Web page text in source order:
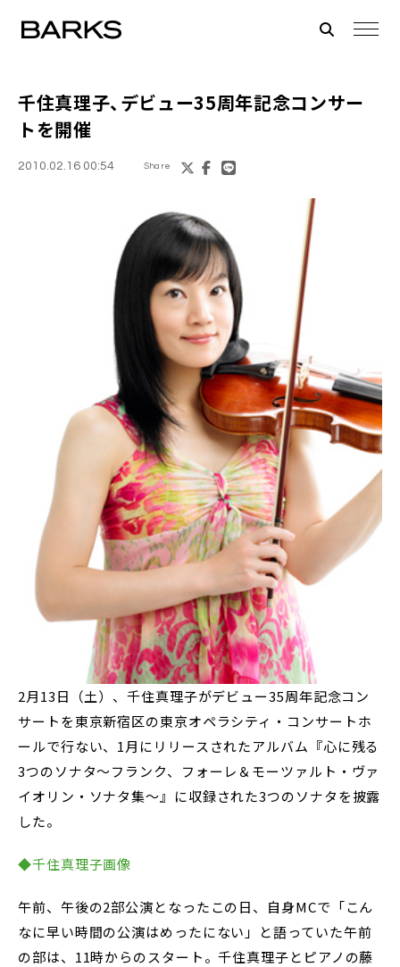
千住真理子、デビュー35周年記念コンサー
トを開催
2010.02.16 00:54 Share
2月13日（土）、千住真理子がデビュー35周年記念コン
サートを東京新宿区の東京オペラシティ・コンサートホ
ールで行ない、1月にリリースされたアルバム『心に残る
3つのソナタ～フランク、フォーレ＆モーツァルト・ヴァ
イオリン・ソナタ集～』に収録された3つのソナタを披露
した。
◆千住真理子画像
午前、午後の2部公演となったこの日、自身MCで「こん
なに早い時間の公演はめったにない」と語っていた午前
の部は、11時からのスタート。千住真理子とピアノの藤